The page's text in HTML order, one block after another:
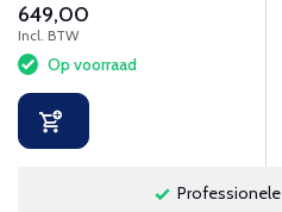
gecertificeerd.
649,00
Incl. BTW
Op voorraad